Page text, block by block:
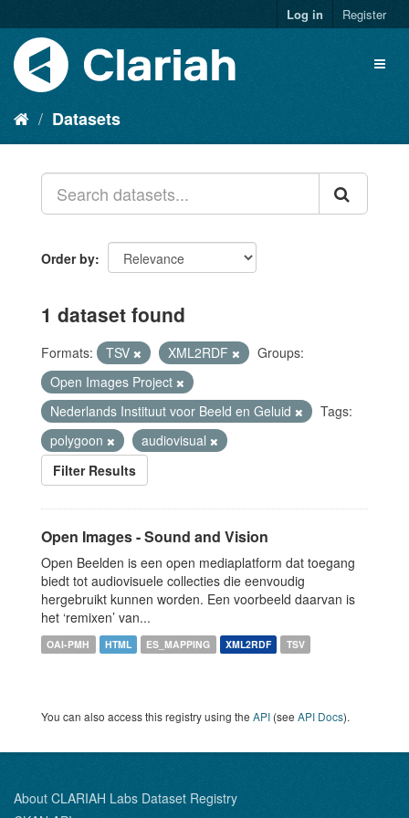
Log in Register
Datasets
Order by
1 dataset found
Formats: TSV XML2RDF
Groups:
Open Images Project
Nederlands Instituut voor Beeld en Geluid
Tags:
polygoon
audiovisual
Filter Results
Open Images - Sound and Vision
Open Beelden is een open mediaplatform dat toegang
biedt tot audiovisuele collecties die eenvoudig
hergebruikt kunnen worden. Een voorbeeld daarvan is
het ‘remixen’ van...
OAI-PMH HTML ES_MAPPING XML2RDF TSV
You can also access this registry using the API (see API Docs).
About CLARIAH Labs Dataset Registry